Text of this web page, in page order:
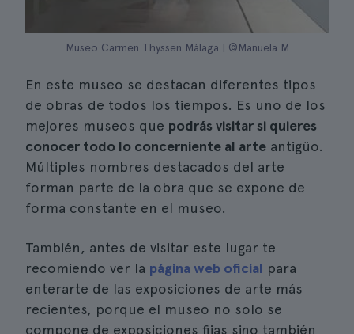
Museo Carmen Thyssen Málaga | ©Manuela M
En este museo se destacan diferentes tipos
de obras de todos los tiempos. Es uno de los
mejores museos que podrás visitar si quieres
conocer todo lo concerniente al arte antigüo.
Múltiples nombres destacados del arte
forman parte de la obra que se expone de
forma constante en el museo.
También, antes de visitar este lugar te
recomiendo ver la página web oficial para
enterarte de las exposiciones de arte más
recientes, porque el museo no solo se
compone de exposiciones fijas sino también